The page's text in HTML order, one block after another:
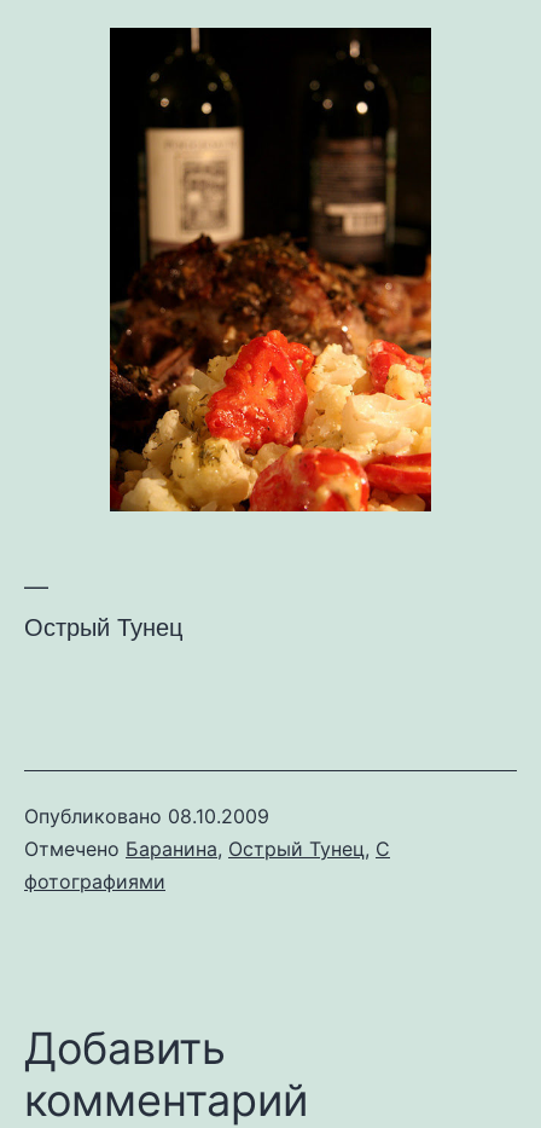
—
Острый Тунец
Опубликовано 08.10.2009
Отмечено Баранина, Острый Тунец, С
фотографиями
Добавить
комментарий